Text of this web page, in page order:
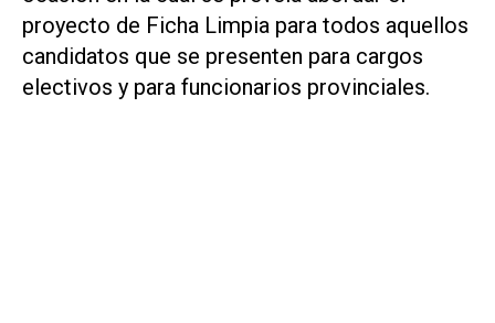
proyecto de Ficha Limpia para todos aquellos
candidatos que se presenten para cargos
electivos y para funcionarios provinciales.